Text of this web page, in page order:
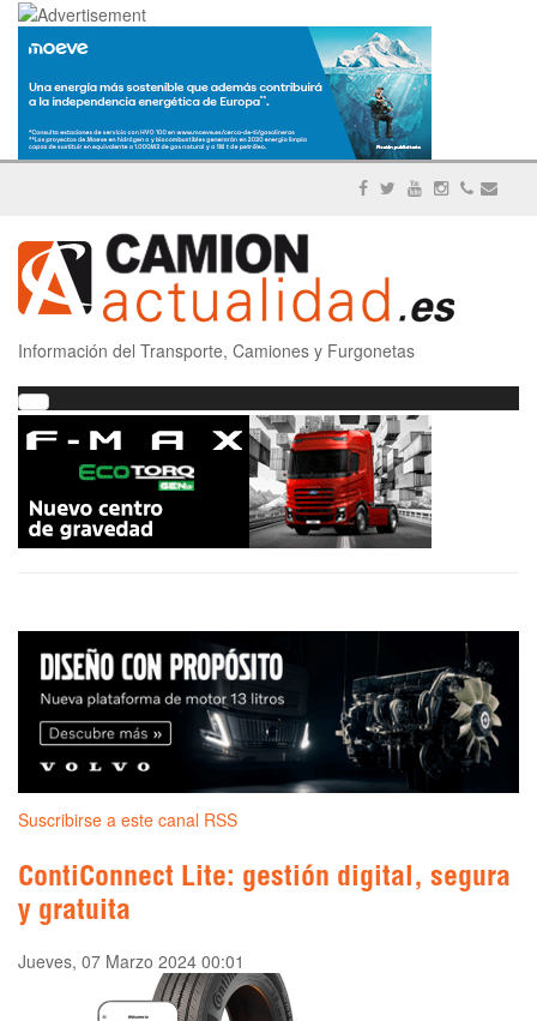
Información del Transporte, Camiones y Furgonetas
Suscribirse a este canal RSS
ContiConnect Lite: gestión digital, segura
y gratuita
Jueves, 07 Marzo 2024 00:01